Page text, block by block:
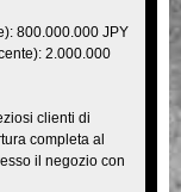
800.000.000 JPY
2.000.000
clienti di
completa al
il negozio con